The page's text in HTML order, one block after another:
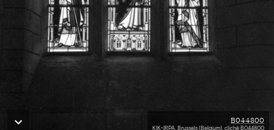
B044800
KIK-IRPA, Brussels (Belgium), cliché B044800